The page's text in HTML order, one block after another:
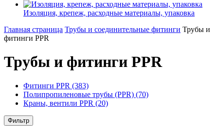
Изоляция, крепеж, расходные материалы, упаковка
Главная страница Трубы и соединительные фитинги Трубы и
фитинги PPR
Трубы и фитинги PPR
Фитинги PPR (383)
Полипропиленовые трубы (PPR) (70)
Краны, вентили PPR (20)
Фильтр